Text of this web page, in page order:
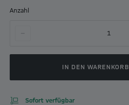
Anzahl
1
IN DEN WARENKORB
Sofort verfügbar